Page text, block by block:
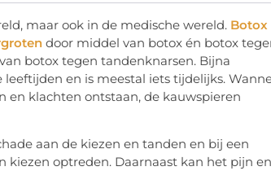
maar ook in de medische wereld. Botox
door middel van botox én botox
botox tegen tandenknarsen. Bijna
en is meestal iets tijdelijks.
klachten ontstaan, de kauwspieren
aan de kiezen en tanden en bij een
kiezen optreden. Daarnaast kan het pijn en